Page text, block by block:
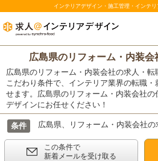
インテリアデザイン・施工管理・インテ
広島県のリフォーム・内装会
広島県のリフォーム・内装会社の求人・
こだわり条件で、インテリア業界の転職
せます。広島県のリフォーム・内装会社
デザインにお任せください！
条件 広島県、リフォーム・内装会社の
この条件で
新着メールを受け取る